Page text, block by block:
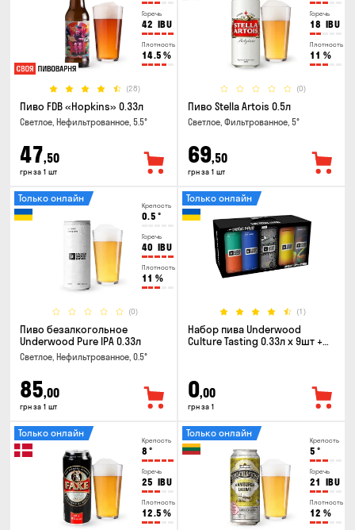
Горечь
42 IBU
Плотность
14.5 %
(28)
Пиво FDB «Hopkins» 0.33л
Светлое, Нефильтрованное, 5.5°
47,50
грн за 1 шт
Горечь
18 IBU
Плотность
11 %
(0)
Пиво Stella Artois 0.5л
Светлое, Фильтрованное, 5°
69,50
грн за 1 шт
Крепость
0.5 °
Горечь
40 IBU
Плотность
11 %
(0)
Только онлайн
Пиво безалкогольное
Underwood Pure IPA 0.33л
Светлое, Нефильтрованное, 0.5°
85,00
грн за 1 шт
(1)
Только онлайн
Набор пива Underwood
Culture Tasting 0.33л x 9шт +
0,00
грн за 1
Крепость
8 °
Горечь
25 IBU
Плотность
12.5 %
Только онлайн
Крепость
5 °
Горечь
21 IBU
Плотность
12 %
Только онлайн